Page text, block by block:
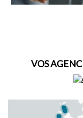
VOS